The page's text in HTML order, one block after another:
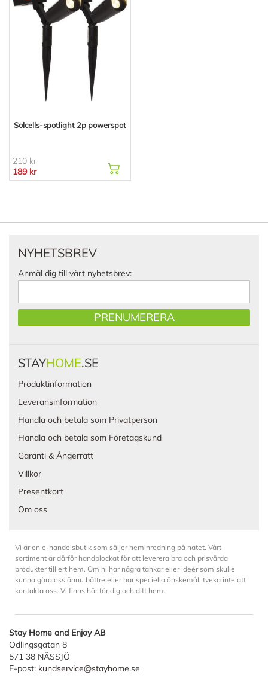
Solcells-spotlight 2p powerspot
210 kr
189 kr
NYHETSBREV
Anmäl dig till vårt nyhetsbrev:
PRENUMERERA
STAYHOME.SE
Produktinformation
Leveransinformation
Handla och betala som Privatperson
Handla och betala som Företagskund
Garanti & Ångerrätt
Villkor
Presentkort
Om oss
Vi är en e-handelsbutik som säljer heminredning på nätet. Vårt
sortiment är därför handplockat för att leverera bra och prisvärda
produkter till ert hem. Om ni har några tankar eller ideér som skulle
kunna göra oss ännu bättre eller har speciella önskemål, tveka inte att
kontakta oss. Vi finns här för dig och ditt hem.
Stay Home and Enjoy AB
Odlingsgatan 8
571 38 NÄSSJÖ
E-post: kundservice@stayhome.se